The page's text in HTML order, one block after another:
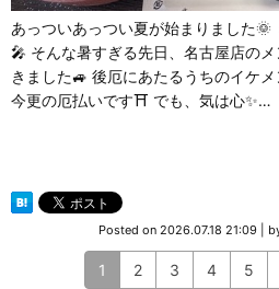
あっついあっつい夏が始まりました🌞
🎤 そんな暑すぎる先日、名古屋店の
きました🚙 後厄にあたるうちのイケ
今更の厄払いです⛩ でも、気は心✨…
Posted on 2026.07.18 21:09
1 2 3 4 5